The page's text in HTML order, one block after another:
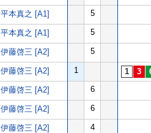
平本真之 [A1] 5
平本真之 [A1] 5
伊藤啓三 [A2] 5
伊藤啓三 [A2] 1
伊藤啓三 [A2] 6
伊藤啓三 [A2] 6
伊藤啓三 [A2] 4